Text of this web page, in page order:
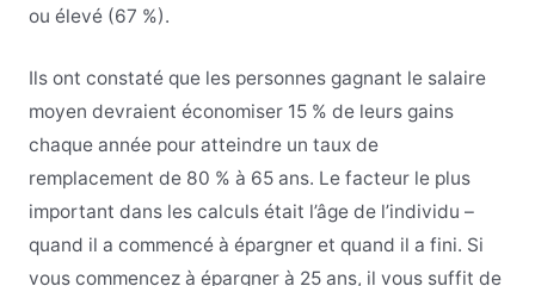
ou élevé (67 %).
Ils ont constaté que les personnes gagnant le salaire
moyen devraient économiser 15 % de leurs gains
chaque année pour atteindre un taux de
remplacement de 80 % à 65 ans. Le facteur le plus
important dans les calculs était l’âge de l’individu –
quand il a commencé à épargner et quand il a fini. Si
vous commencez à épargner à 25 ans, il vous suffit de